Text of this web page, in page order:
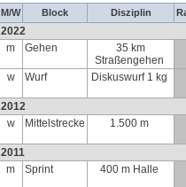
M/W Block Disziplin
2022
m
Gehen
35 km
Straßengehen
w Wurf Diskuswurf 1 kg
2012
w
Mittelstrecke 1.500 m
2011
m
Sprint 400 m Halle